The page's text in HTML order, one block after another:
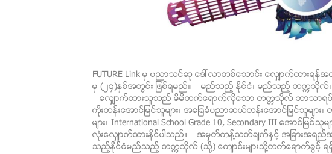
FUTURE Link မွ ပညာသင္ဆု ေဒါ္လာတစ္ေသာင္း ေလွ်ာက္ထာ
မွ (၂၄)ႏွစ္အတြင္း ျဖစ္ရမည္။ – မည္သည့္ ႏိုင္ငံ၊ မည္သည့္ တကၠသို
– ေလ်ွာက္ထားသူသည္ မိမိတက္ေရာက္လိုေသာ တကၠသိုလ္ ဘာသာရပ္တ
ကိုးတန္းေအာင္ျမင္သူမ်ား၊ အေျခခံပညာဆယ္တန္းေအာင္ျမင္သူမ်ာ
မ်ား၊ International School Grade 10, Secondary III ေအာင္ျမင္
လံုးေလွ်ာက္ထားႏိုင္ပါသည္။ – အမွတ္ကန္႔သတ္ခ်က္ႏွင့္ အျခားအရည္
သည့္ႏိုင္ငံမည္သည့္ တကၠသိုလ္ (သို႔) ေက်ာင္းမ်ားသို႔တက္ေရာက္ခြင့္ ရ